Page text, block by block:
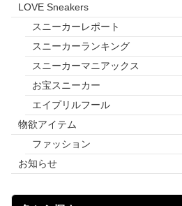
LOVE Sneakers
スニーカーレポート
スニーカーランキング
スニーカーマニアックス
お宝スニーカー
エイプリルフール
物欲アイテム
ファッション
お知らせ